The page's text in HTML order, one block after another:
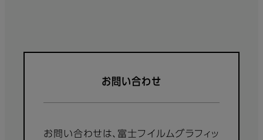
お問い合わせ
お問い合わせは、富士フイルムグラフィッ